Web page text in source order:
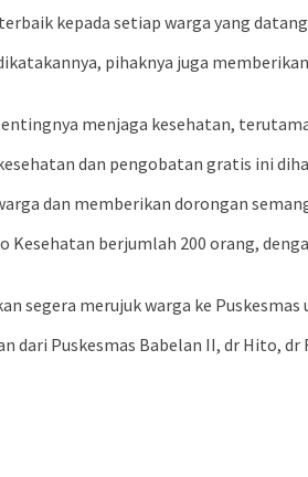
kepada setiap warga yang
pihaknya juga
menjaga kesehatan,
dan pengobatan gratis ini
dan memberikan dorongan
Kesehatan berjumlah 200 orang,
segera merujuk warga ke
Puskesmas Babelan II, dr Hito, dr